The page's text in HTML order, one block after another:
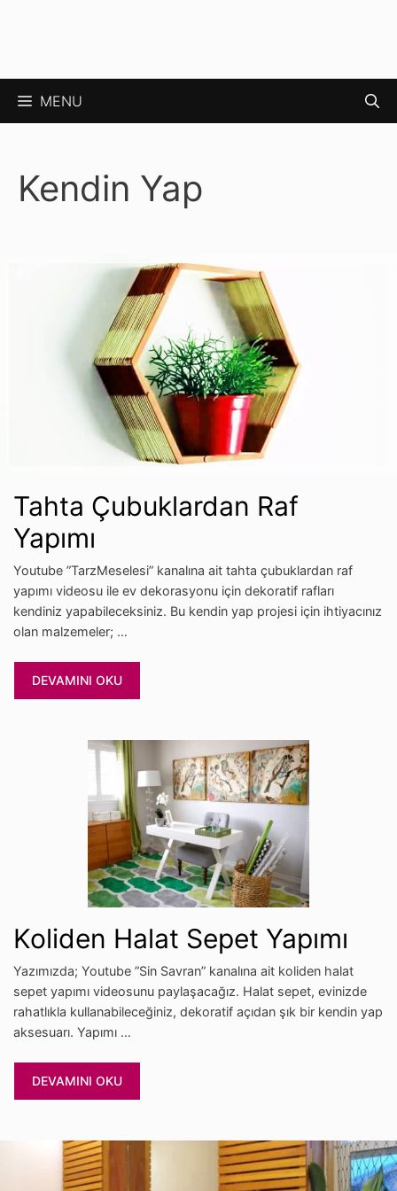
MENU
Kendin Yap
Tahta Çubuklardan Raf
Yapımı
Youtube ”TarzMeselesi” kanalına ait tahta çubuklardan raf
yapımı videosu ile ev dekorasyonu için dekoratif rafları
kendiniz yapabileceksiniz. Bu kendin yap projesi için ihtiyacınız
olan malzemeler; …
DEVAMINI OKU
Koliden Halat Sepet Yapımı
Yazımızda; Youtube ”Sin Savran” kanalına ait koliden halat
sepet yapımı videosunu paylaşacağız. Halat sepet, evinizde
rahatlıkla kullanabileceğiniz, dekoratif açıdan şık bir kendin yap
aksesuarı. Yapımı …
DEVAMINI OKU